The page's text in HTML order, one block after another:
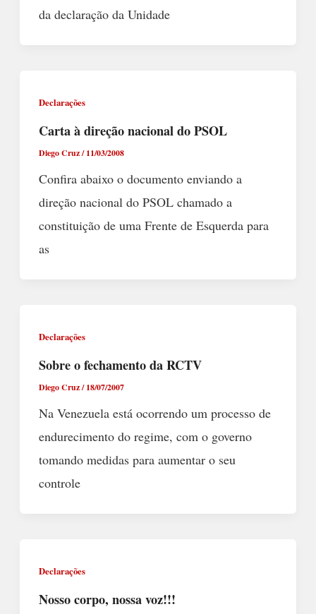
da declaração da Unidade
Declarações
Carta à direção nacional do PSOL
Diego Cruz/11/03/2008
Confira abaixo o documento enviando a
direção nacional do PSOL chamado a
constituição de uma Frente de Esquerda para
as
Declarações
Sobre o fechamento da RCTV
Diego Cruz/18/07/2007
Na Venezuela está ocorrendo um processo de
endurecimento do regime, com o governo
tomando medidas para aumentar o seu
controle
Declarações
Nosso corpo, nossa voz!!!